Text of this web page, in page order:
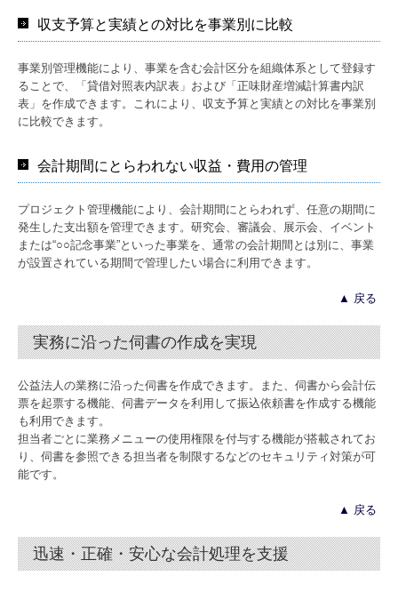
収支予算と実績との対比を事業別に比較
事業別管理機能により、事業を含む会計区分を組織体系として登録す
ることで、「貸借対照表内訳表」および「正味財産増減計算書内訳
表」を作成できます。これにより、収支予算と実績との対比を事業別
に比較できます。
会計期間にとらわれない収益・費用の管理
プロジェクト管理機能により、会計期間にとらわれず、任意の期間に
発生した支出額を管理できます。研究会、審議会、展示会、イベント
または“○○記念事業”といった事業を、通常の会計期間とは別に、事業
が設置されている期間で管理したい場合に利用できます。
▲ 戻る
実務に沿った伺書の作成を実現
公益法人の業務に沿った伺書を作成できます。また、伺書から会計伝
票を起票する機能、伺書データを利用して振込依頼書を作成する機能
も利用できます。
担当者ごとに業務メニューの使用権限を付与する機能が搭載されてお
り、伺書を参照できる担当者を制限するなどのセキュリティ対策が可
能です。
▲ 戻る
迅速・正確・安心な会計処理を支援